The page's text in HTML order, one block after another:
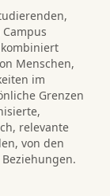
Menschen,
im
Grenzen
relevante
von den